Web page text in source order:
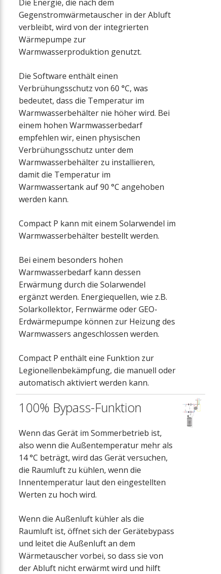
Die Energie, die nach dem
Gegenstromwärmetauscher in der Abluft
verbleibt, wird von der integrierten
Wärmepumpe zur
Warmwasserproduktion genutzt.
Die Software enthält einen
Verbrühungsschutz von 60 °C, was
bedeutet, dass die Temperatur im
Warmwasserbehälter nie höher wird. Bei
einem hohen Warmwasserbedarf
empfehlen wir, einen physischen
Verbrühungsschutz unter dem
Warmwasserbehälter zu installieren,
damit die Temperatur im
Warmwassertank auf 90 °C angehoben
werden kann.
Compact P kann mit einem Solarwendel im
Warmwasserbehälter bestellt werden.
Bei einem besonders hohen
Warmwasserbedarf kann dessen
Erwärmung durch die Solarwendel
ergänzt werden. Energiequellen, wie z.B.
Solarkollektor, Fernwärme oder GEO-
Erdwärmepumpe können zur Heizung des
Warmwassers angeschlossen werden.
Compact P enthält eine Funktion zur
Legionellenbekämpfung, die manuell oder
automatisch aktiviert werden kann.
100% Bypass-Funktion
Wenn das Gerät im Sommerbetrieb ist,
also wenn die Außentemperatur mehr als
14 °C beträgt, wird das Gerät versuchen,
die Raumluft zu kühlen, wenn die
Innentemperatur laut den eingestellten
Werten zu hoch wird.
Wenn die Außenluft kühler als die
Raumluft ist, öffnet sich der Gerätebypass
und leitet die Außenluft an dem
Wärmetauscher vorbei, so dass sie von
der Abluft nicht erwärmt wird und hilft